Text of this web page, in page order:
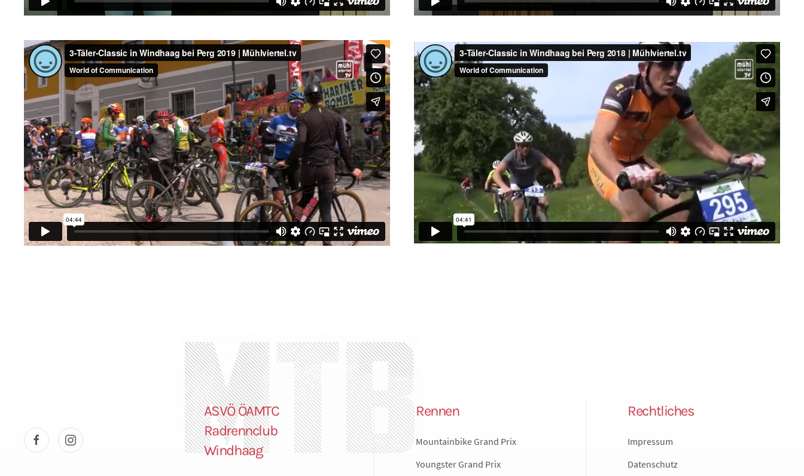
ASVÖ ÖAMTC
Radrennclub
Windhaag
Rennen
Mountainbike Grand Prix
Youngster Grand Prix
Rechtliches
Impressum
Datenschutz